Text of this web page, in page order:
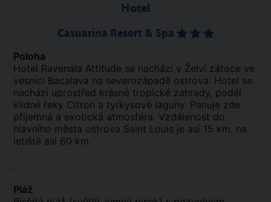
Hotel
Casuarina Resort & Spa
Poloha
Hotel Ravenala Attitude se nachází v Želví zátoce ve
vesnici Bacalava na severozápadě ostrova. Hotel se
nachází uprostřed krásné tropické zahrady, podél
klidné řeky Citron a tyrkysové laguny. Panuje zde
příjemná a exotická atmosféra. Vzdálenost do
hlavního města ostrova Saint Louis je asi 15 km, na
letiště asi 60 km.
.
Pláž